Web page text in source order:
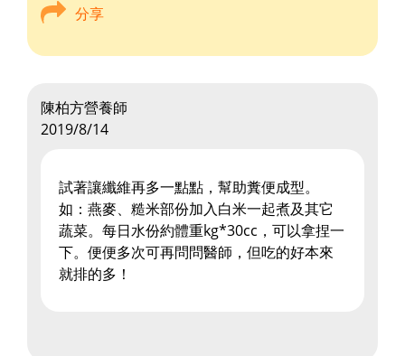
分享
陳柏方營養師
2019/8/14
試著讓纖維再多一點點，幫助糞便成型。
如：燕麥、糙米部份加入白米一起煮及其它
蔬菜。每日水份約體重kg*30cc，可以拿捏一
下。便便多次可再問問醫師，但吃的好本來
就排的多！